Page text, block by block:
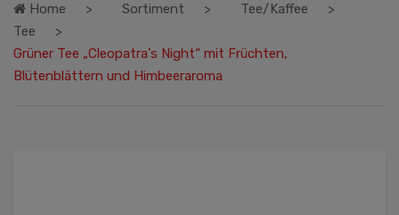
Home Sortiment
Tee/Kaffee
Tee
Grüner Tee „Cleopatra's Night“ mit Früchten,
Blütenblättern und Himbeeraroma